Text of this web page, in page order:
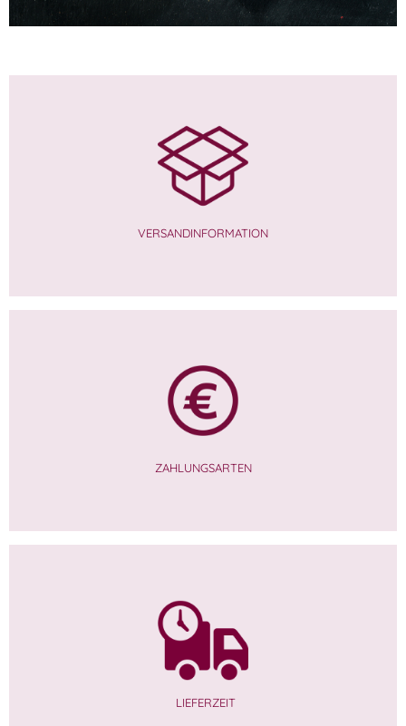
VERSANDINFORMATION
ZAHLUNGSARTEN
LIEFERZEIT